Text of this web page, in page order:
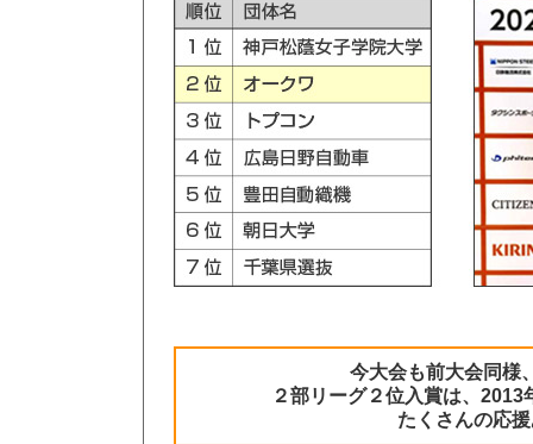
今大会も前大会同様
２部リーグ２位入賞は、
たくさんの応